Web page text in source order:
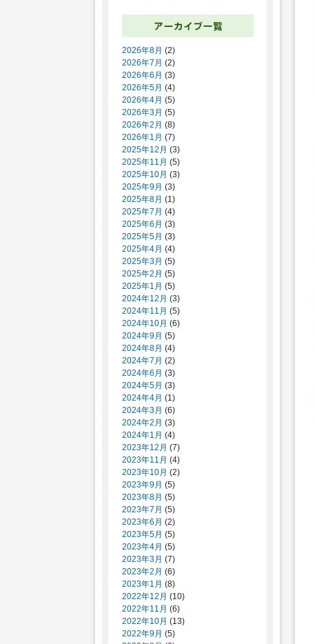
2026年8月 (2)
2026年7月 (2)
2026年6月 (3)
2026年5月 (4)
2026年4月 (5)
2026年3月 (5)
2026年2月 (8)
2026年1月 (7)
2025年12月 (3)
2025年11月 (5)
2025年10月 (3)
2025年9月 (3)
2025年8月 (1)
2025年7月 (4)
2025年6月 (3)
2025年5月 (3)
2025年4月 (4)
2025年3月 (5)
2025年2月 (5)
2025年1月 (5)
2024年12月 (3)
2024年11月 (5)
2024年10月 (6)
2024年9月 (5)
2024年8月 (4)
2024年7月 (2)
2024年6月 (3)
2024年5月 (3)
2024年4月 (1)
2024年3月 (6)
2024年2月 (3)
2024年1月 (4)
2023年12月 (7)
2023年11月 (4)
2023年10月 (2)
2023年9月 (5)
2023年8月 (5)
2023年7月 (5)
2023年6月 (2)
2023年5月 (5)
2023年4月 (5)
2023年3月 (7)
2023年2月 (6)
2023年1月 (8)
2022年12月 (10)
2022年11月 (6)
2022年10月 (13)
2022年9月 (5)